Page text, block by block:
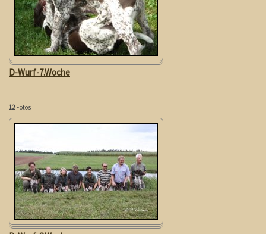
D-Wurf-7.Woche
12Fotos